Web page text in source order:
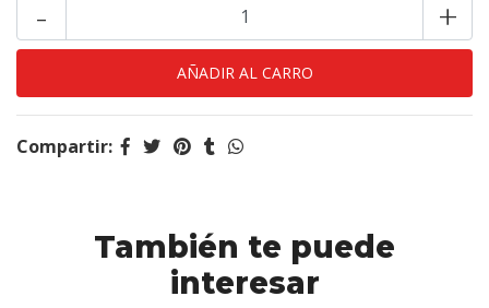
+
-
Compartir:
También te puede
interesar